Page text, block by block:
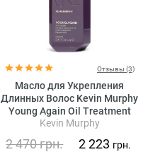
Отзывы (3)
Масло для Укрепления
Длинных Волос Kevin Murphy
Young Again Oil Treatment
Kevin Murphy
2 470грн. 2 223 грн.